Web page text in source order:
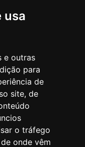
usa
e outras
para
de
site, de
o tráfego
onde vêm